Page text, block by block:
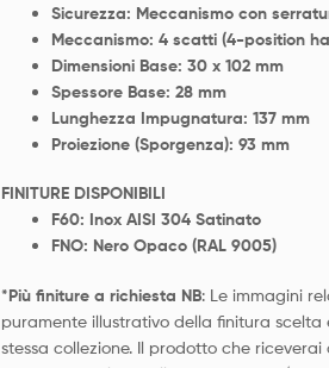
Sicurezza: Meccanismo con
Meccanismo: 4 scatti (4-position
Dimensioni Base: 30 x 102 mm
Spessore Base: 28 mm
Lunghezza Impugnatura: 137 mm
Proiezione (Sporgenza): 93 mm
FINITURE DISPONIBILI
F60: Inox AISI 304 Satinato
FNO: Nero Opaco (RAL 9005)
*Più finiture a richiesta NB: Le immagini
puramente illustrativo della finitura
stessa collezione. Il prodotto che